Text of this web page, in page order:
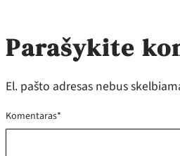
Parašykite
El. pašto adresas nebus
Komentaras*